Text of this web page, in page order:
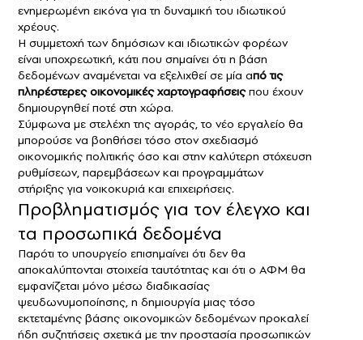
ενημερωμένη εικόνα για τη δυναμική του ιδιωτικού
χρέους.
Η συμμετοχή των δημόσιων και ιδιωτικών φορέων
είναι υποχρεωτική, κάτι που σημαίνει ότι η βάση
δεδομένων αναμένεται να εξελιχθεί σε μία από τις
πληρέστερες οικονομικές χαρτογραφήσειςπου έχουν
δημιουργηθεί ποτέ στη χώρα.
Σύμφωνα με στελέχη της αγοράς, το νέο εργαλείο θα
μπορούσε να βοηθήσει τόσο στον σχεδιασμό
οικονομικής πολιτικής όσο και στην καλύτερη στόχευση
ρυθμίσεων, παρεμβάσεων και προγραμμάτων
στήριξης για νοικοκυριά και επιχειρήσεις.
Προβληματισμός για τον έλεγχο και
τα προσωπικά δεδομένα
Παρότι το υπουργείο επισημαίνει ότι δεν θα
αποκαλύπτονται στοιχεία ταυτότητας και ότι ο ΑΦΜ θα
εμφανίζεται μόνο μέσω διαδικασίας
ψευδωνυμοποίησης, η δημιουργία μιας τόσο
εκτεταμένης βάσης οικονομικών δεδομένων προκαλεί
ήδη συζητήσεις σχετικά με την προστασία προσωπικών